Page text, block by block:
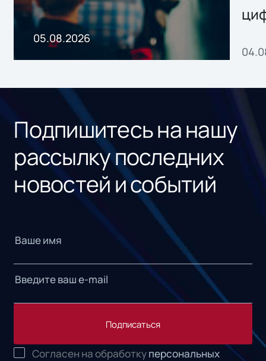
05.08.2026
Подпишитесь на нашу
рассылку последних
новостей и событий
Подписаться
Согласен на обработкуперсональных